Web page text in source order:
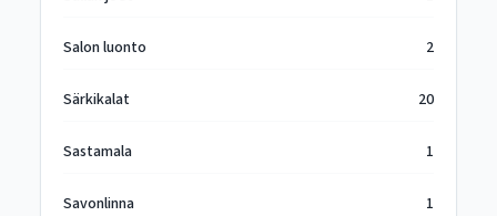
Salon luonto 2
Särkikalat 20
Sastamala 1
Savonlinna 1